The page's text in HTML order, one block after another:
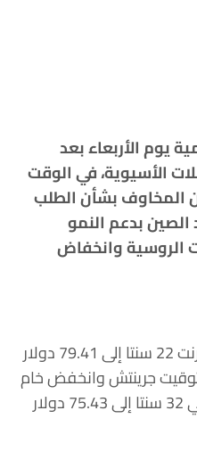
يوم الأربعاء بعد
الأسيوية، في الوقت
المخاوف بشأن الطلب
بدعم النمو
الروسية وانخفاض
وتراجعت العقود الآجلة لخام برنت 22 سنتا إلى 79.41 دولار
بحلول الساعة 0403 بتوقيت جرينتش وانخفض خام
غرب تكساس الوسيط الأمريكي 32 سنتا إلى 75.43 دولار